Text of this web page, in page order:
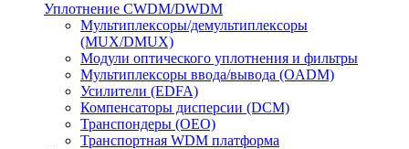
Уплотнение CWDM/DWDM
Мультиплексоры/демультиплексоры
(MUX/DMUX)
Модули оптического уплотнения и фильтры
Мультиплексоры ввода/вывода (OADM)
Усилители (EDFA)
Компенсаторы дисперсии (DCM)
Транспондеры (OEO)
Транспортная WDM платформа